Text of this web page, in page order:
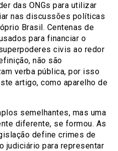
das ONGs para utilizar
nas discussões políticas
Brasil. Centenas de
para financiar o
civis ao redor
não são
verba pública, por isso
artigo, como aparelho de
semelhantes, mas uma
diferente, se formou. As
define crimes de
judiciário para representar